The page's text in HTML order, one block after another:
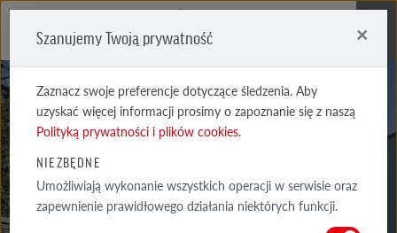
OSLO
Szanujemy Twoją prywatność ×
Zaznacz swoje preferencje dotyczące śledzenia. Aby
uzyskać więcej informacji prosimy o zapoznanie się z naszą
Polityką prywatności i plików cookies.
NIEZBĘDNE
Umożliwiają wykonanie wszystkich operacji w serwisie oraz
zapewnienie prawidłowego działania niektórych funkcji.